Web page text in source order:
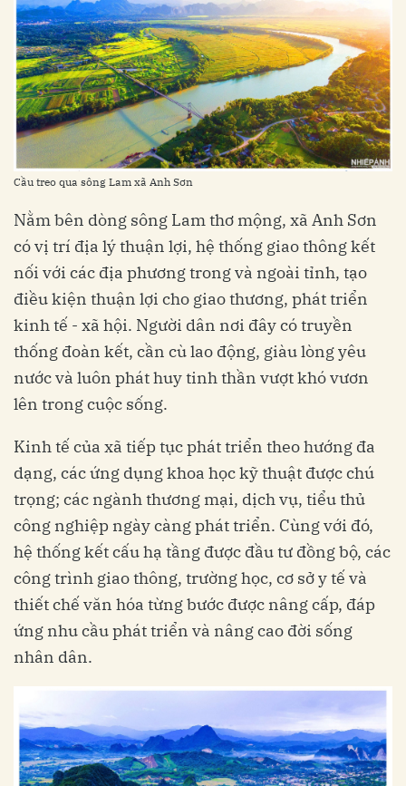
Cầu treo qua sông Lam xã Anh Sơn
Nằm bên dòng sông Lam thơ mộng, xã Anh Sơn
có vị trí địa lý thuận lợi, hệ thống giao thông kết
nối với các địa phương trong và ngoài tỉnh, tạo
điều kiện thuận lợi cho giao thương, phát triển
kinh tế - xã hội. Người dân nơi đây có truyền
thống đoàn kết, cần cù lao động, giàu lòng yêu
nước và luôn phát huy tinh thần vượt khó vươn
lên trong cuộc sống.
Kinh tế của xã tiếp tục phát triển theo hướng đa
dạng, các ứng dụng khoa học kỹ thuật được chú
trọng; các ngành thương mại, dịch vụ, tiểu thủ
công nghiệp ngày càng phát triển. Cùng với đó,
hệ thống kết cấu hạ tầng được đầu tư đồng bộ, các
công trình giao thông, trường học, cơ sở y tế và
thiết chế văn hóa từng bước được nâng cấp, đáp
ứng nhu cầu phát triển và nâng cao đời sống
nhân dân.